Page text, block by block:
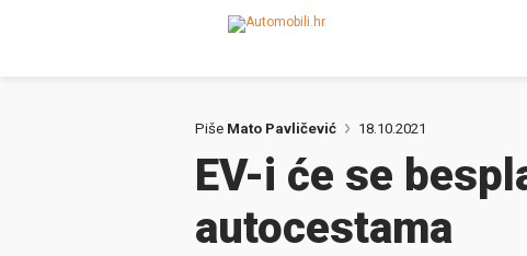
Piše Mato Pavličević 18.10.2021
EV-i će se
autocestama